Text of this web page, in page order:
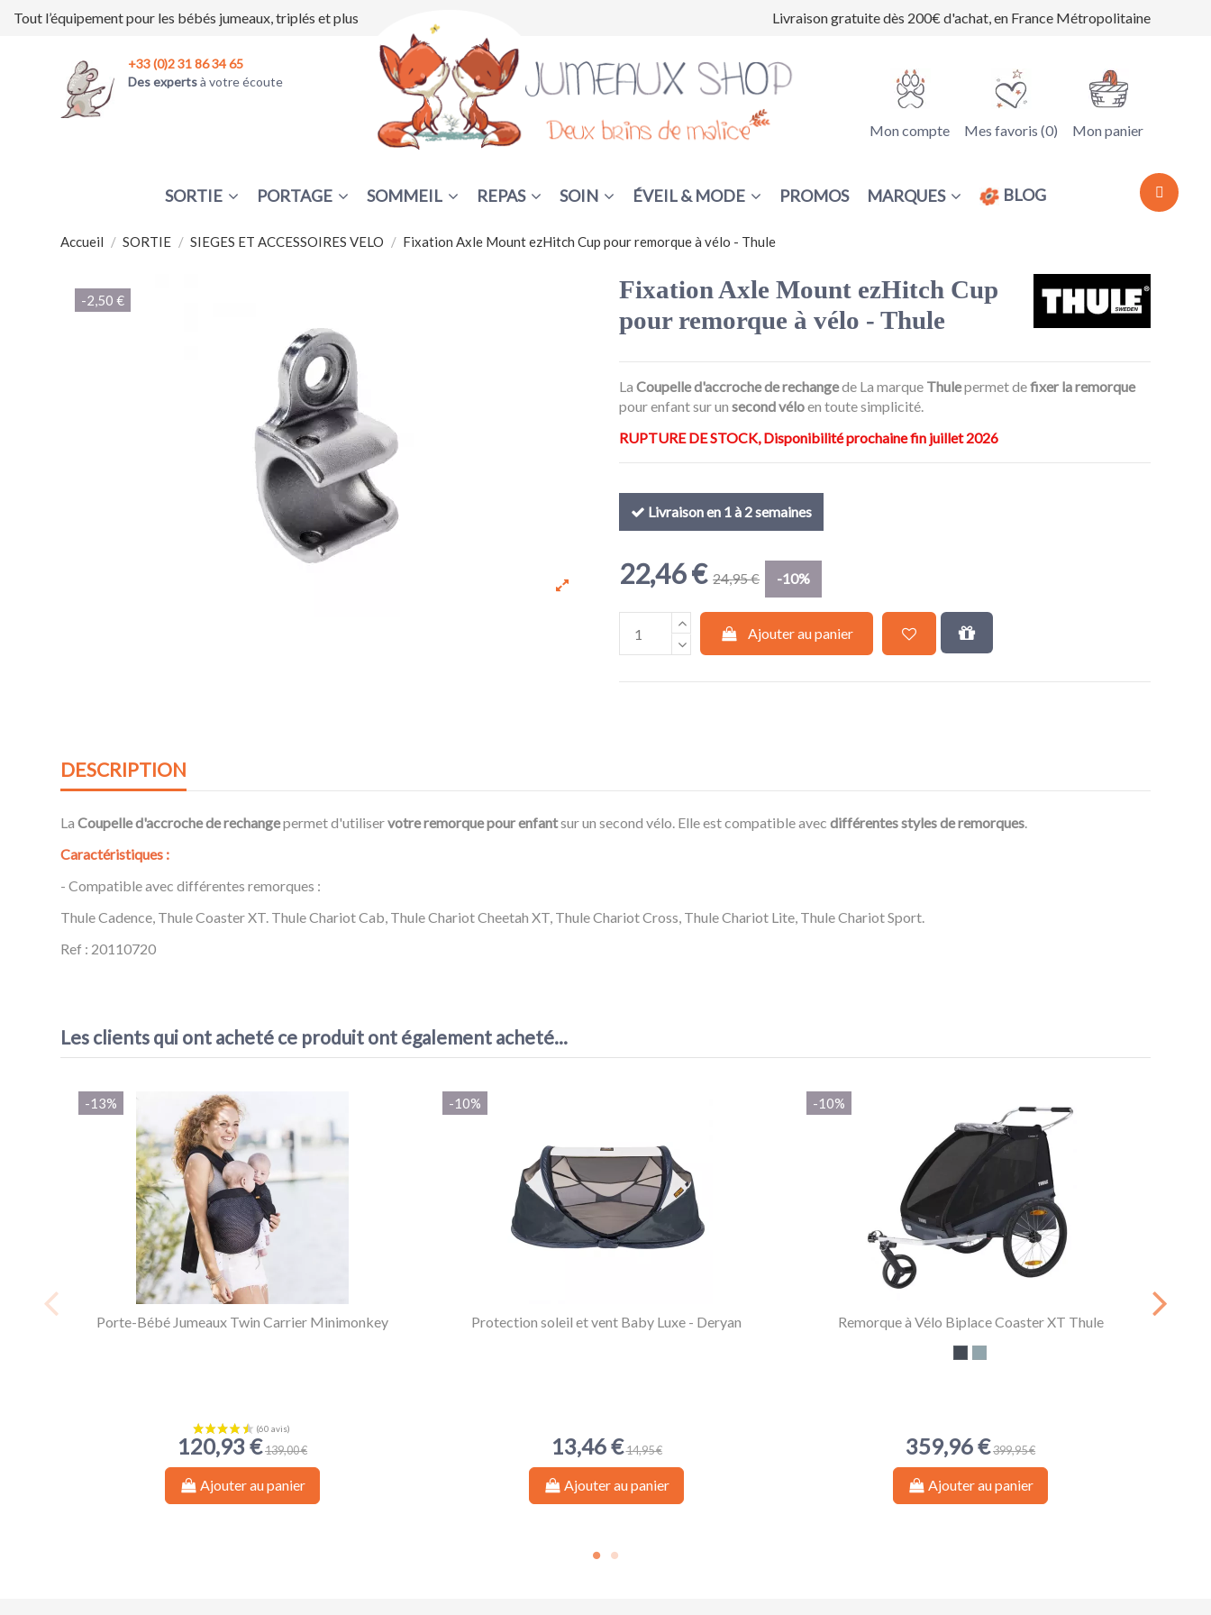
Tout l’équipement pour les bébés jumeaux, triplés et plus Livraison gratuite dès 200€ d'achat, en France Métropolitaine
Mon compte Mes favoris (0) Mon panier
+33 (0)2 31 86 34 65
Des expertsà votre écoute
SORTIE PORTAGE SOMMEIL REPAS SOIN ÉVEIL & MODE PROMOS MARQUES BLOG
Accueil SORTIE SIEGES ET ACCESSOIRES VELO Fixation Axle Mount ezHitch Cup pour remorque à vélo - Thule
-2,50 €
Fixation Axle Mount ezHitch Cup
pour remorque à vélo - Thule
La Coupelle d'accroche de rechangede La marque Thulepermet defixer la remorque
pour enfant sur un second véloen toute simplicité.
RUPTURE DE STOCK, Disponibilité prochaine fin juillet 2026
Livraison en 1 à 2 semaines
22,46 € 24,95 € -10%
Ajouter au panier
DESCRIPTION
La Coupelle d'accroche de rechangepermet d'utiliservotre remorque pour enfantsur un second vélo. Elle est compatible avec différentes styles de remorques.
Caractéristiques :
- Compatible avec différentes remorques :
Thule Cadence, Thule Coaster XT. Thule Chariot Cab, Thule Chariot Cheetah XT, Thule Chariot Cross, Thule Chariot Lite, Thule Chariot Sport.
Ref : 20110720
Les clients qui ont acheté ce produit ont également acheté...
-13%
Porte-Bébé Jumeaux Twin Carrier Minimonkey
120,93 €139,00 €
Ajouter au panier
-10%
Protection soleil et vent Baby Luxe - Deryan
13,46 €14,95 €
Ajouter au panier
-10%
Remorque à Vélo Biplace Coaster XT Thule
359,96 €399,95 €
NoirBleu doux
Ajouter au panier